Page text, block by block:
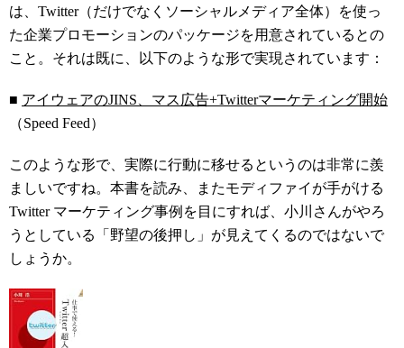
は、Twitter（だけでなくソーシャルメディア全体）を使っ
た企業プロモーションのパッケージを用意されているとの
こと。それは既に、以下のような形で実現されています：
■ アイウェアのJINS、マス広告+Twitterマーケティング開始
（Speed Feed）
このような形で、実際に行動に移せるというのは非常に羨
ましいですね。本書を読み、またモディファイが手がける
Twitter マーケティング事例を目にすれば、小川さんがやろ
うとしている「野望の後押し」が見えてくるのではないで
しょうか。